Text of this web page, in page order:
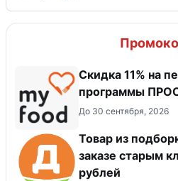
Скидка 11% на
программы
До 30 сентября, 2026
Товар из
заказе старым
рублей